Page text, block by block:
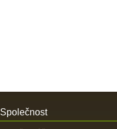
Společnost